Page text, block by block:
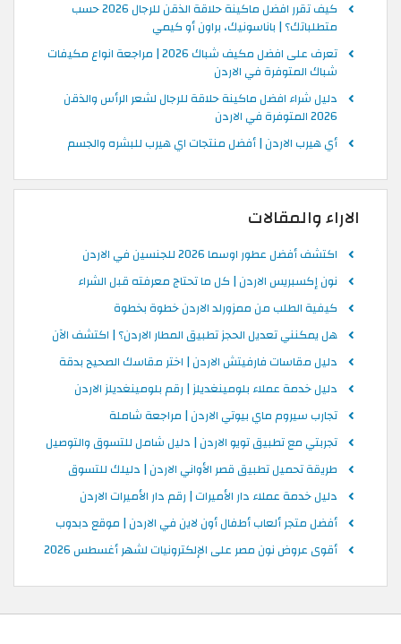
كيف تقرر افضل ماكينة حلاقة الذقن للرجال 2026 حسب
متطلباتك؟ | باناسونيك، براون أو كيمي
تعرف على افضل مكيف شباك 2026 | مراجعة انواع مكيفات
شباك المتوفرة في الاردن
دليل شراء افضل ماكينة حلاقة للرجال لشعر الرأس والذقن
2026 المتوفرة في الاردن
أي هيرب الاردن | أفضل منتجات اي هيرب للبشره والجسم
الاراء والمقالات
اكتشف أفضل عطور اوسما 2026 للجنسين في الاردن
نون إكسبريس الاردن | كل ما تحتاج معرفته قبل الشراء
كيفية الطلب من ممزورلد الاردن خطوة بخطوة
هل يمكنني تعديل الحجز تطبيق المطار الاردن؟ | اكتشف الآن
دليل مقاسات فارفيتش الاردن | اختر مقاسك الصحيح بدقة
دليل خدمة عملاء بلومينغديلز | رقم بلومينغديلز الاردن
تجارب سيروم ماي بيوتي الاردن | مراجعة شاملة
تجربتي مع تطبيق تويو الاردن | دليل شامل للتسوق والتوصيل
طريقة تحميل تطبيق قصر الأواني الاردن | دليلك للتسوق
دليل خدمة عملاء دار الأميرات | رقم دار الأميرات الاردن
أفضل متجر ألعاب أطفال أون لاين في الاردن | موقع دبدوب
أقوى عروض نون مصر على الإلكترونيات لشهر أغسطس 2026